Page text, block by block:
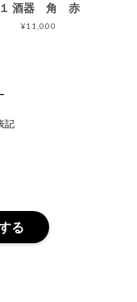
１ 酒器 角 赤
¥11,000
記
る